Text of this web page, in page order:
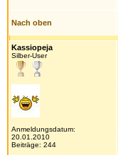
Nach oben
Kassiopeja
Silber-User
Anmeldungsdatum:
20.01.2010
Beiträge: 244